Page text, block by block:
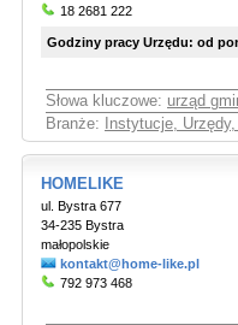
18 2681 222
Godziny pracy Urzędu: od
Słowa kluczowe: urząd
Branże:
Instytucje,
HOMELIKE
ul. Bystra 677
34-235 Bystra
małopolskie
kontakt@home-like.pl
792 973 468